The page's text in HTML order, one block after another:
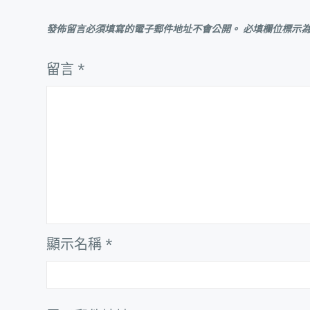
覽
發佈留言必須填寫的電子郵件地址不會公開。 必填欄位標示
留言 *
顯示名稱 *